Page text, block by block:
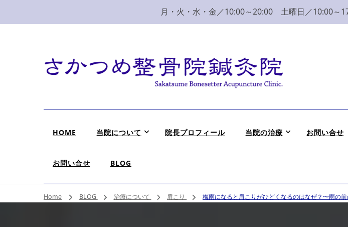
月・火・水・金／10:00～20:00 土曜日／10:00～
HOME 当院について 院長プロフィール 当院の治療 お問い合せ
お問い合せ BLOG
Home BLOG 治療について 肩こり 梅雨になると肩こりがひどくなるのはなぜ？〜雨の